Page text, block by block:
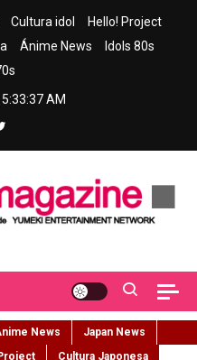
Cultura idol
Hello! Project
Ánime News
Idols 80s
5:33:38 AM
News
Japan News
Cultura Japonesa